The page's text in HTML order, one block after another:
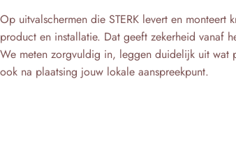
Op uitvalschermen die STERK levert en
product en installatie. Dat geeft zekerheid vanaf
We meten zorgvuldig in, leggen duidelijk uit
ook na plaatsing jouw lokale aanspreekpunt.